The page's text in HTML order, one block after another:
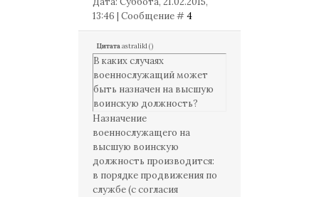
13:46 | Сообщение #4
Цитатаastralik1()
В каких случаях
военнослужащий может
быть назначен на высшую
воинскую должность?
Назначение
военнослужащего на
высшую воинскую
должность производится:
в порядке продвижения по
службе (с согласия